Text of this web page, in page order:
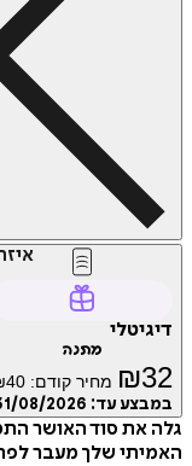
דיגיטלי
מתנה
₪32 מחיר קודם: 40
במבצע עד: 08/2026
גלה את סוד האושר
האמיתי שלך מעבר